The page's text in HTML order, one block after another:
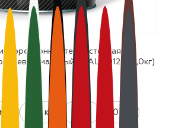
термостойкая до
матовый ~RAL 8012 (25,0кг)
0.8 кг 4 кг
10 кг